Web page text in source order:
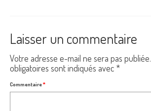
Laisser un commentaire
Votre adresse e-mail ne sera pas publiée.
obligatoires sont indiqués avec *
Commentaire*